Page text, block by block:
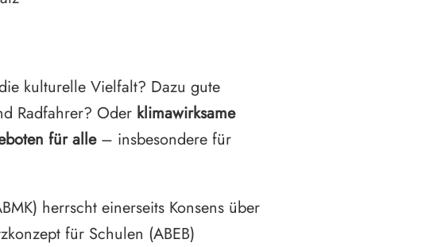
kulturelle Vielfalt? Dazu gute
Radfahrer? Oder klimawirksame
für alle– insbesondere für
herrscht einerseits Konsens über
für Schulen (ABEB)